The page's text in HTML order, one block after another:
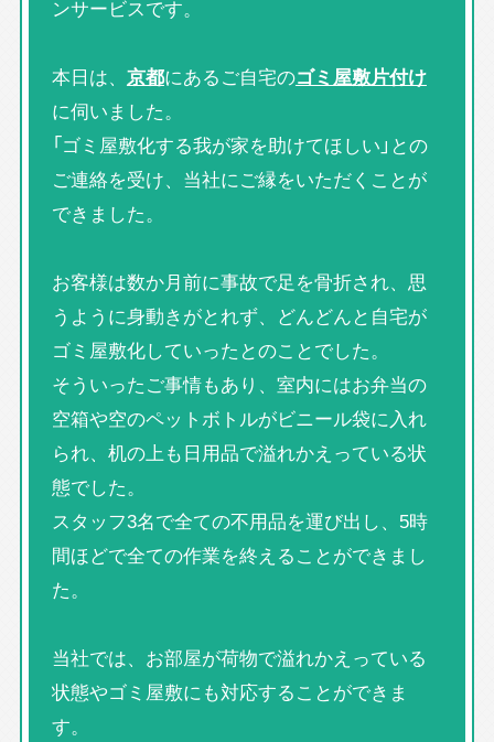
ンサービスです。
本日は、 京都にあるご自宅のゴミ屋敷片付け
に伺いました。
「ゴミ屋敷化する我が家を助けてほしい」との
ご連絡を受け、当社にご縁をいただくことが
できました。
お客様は数か月前に事故で足を骨折され、思
うように身動きがとれず、どんどんと自宅が
ゴミ屋敷化していったとのことでした。
そういったご事情もあり、室内にはお弁当の
空箱や空のペットボトルがビニール袋に入れ
られ、机の上も日用品で溢れかえっている状
態でした。
スタッフ3名で全ての不用品を運び出し、5時
間ほどで全ての作業を終えることができまし
た。
当社では、お部屋が荷物で溢れかえっている
状態やゴミ屋敷にも対応することができま
す。